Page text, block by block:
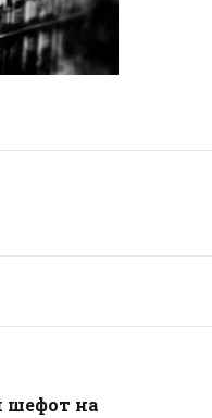
шефот на